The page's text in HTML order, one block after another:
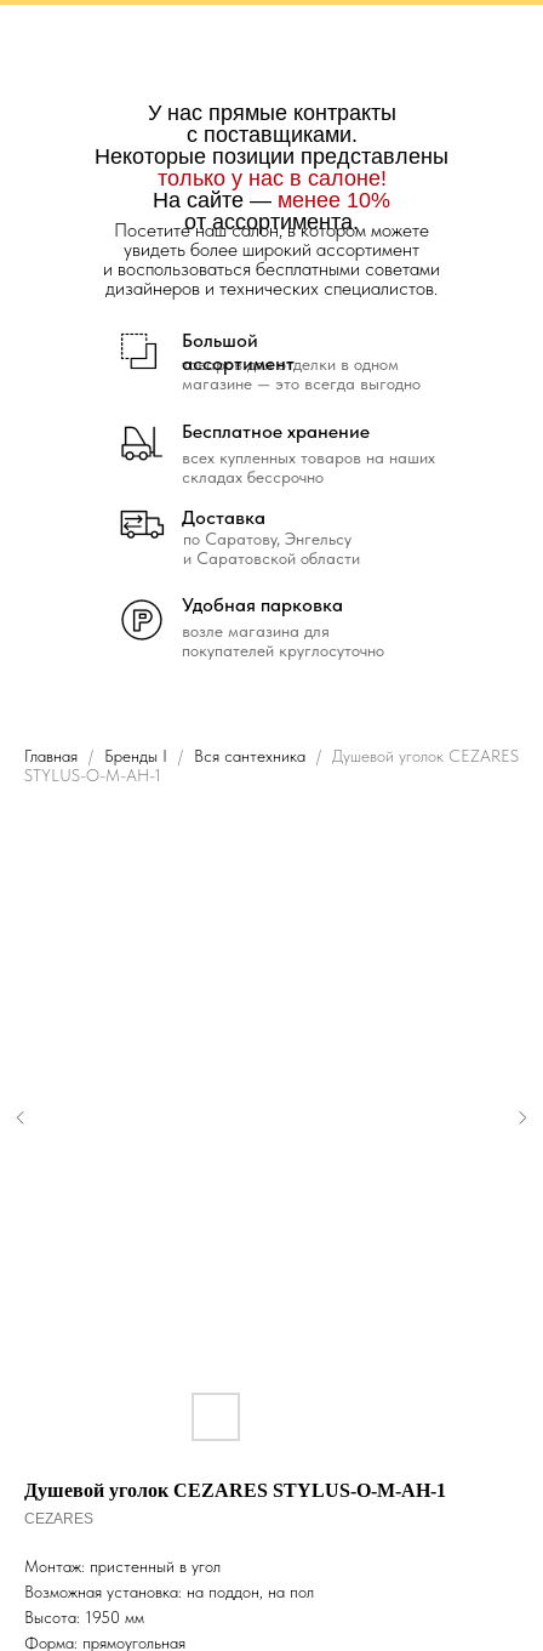
возле магазина для
покупателей круглосуточно
Удобная парковка
всех купленных товаров на наших
складах бессрочно
Бесплатное хранение
товаров для отделки в одном
магазине — это всегда выгодно
Большой
ассортимент
по Саратову, Энгельсу
и Саратовской области
Доставка
У нас прямые контракты
с поставщиками.
Некоторые позиции представлены
только у нас в салоне!
На сайте — менее 10%
от ассортимента.
Посетите наш салон, в котором можете
увидеть более широкий ассортимент
и воспользоваться бесплатными советами
дизайнеров и технических специалистов.
Главная Бренды I Вся сантехника
Душевой уголок CEZARES
STYLUS-O-M-AH-1
Душевой уголок CEZARES STYLUS-O-M-AH-1
CEZARES
Монтаж: пристенный в угол
Возможная установка: на поддон, на пол
Высота: 1950 мм
Форма: прямоугольная